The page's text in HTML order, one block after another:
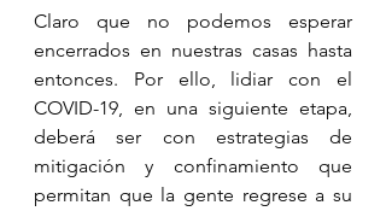
Claro que no podemos esperar
encerrados en nuestras casas hasta
entonces. Por ello, lidiar con el
COVID-19, en una siguiente etapa,
deberá ser con estrategias de
mitigación y confinamiento que
permitan que la gente regrese a su